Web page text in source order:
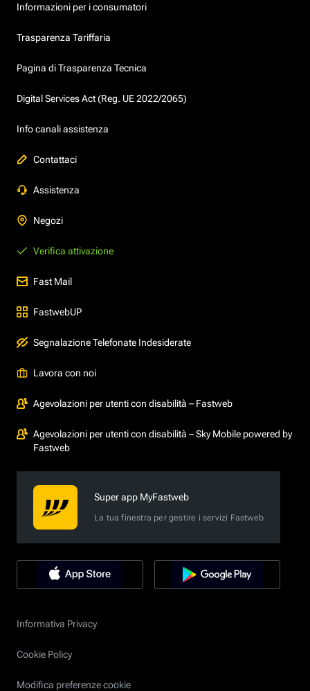
Informazioni per i consumatori
Trasparenza Tariffaria
Pagina di Trasparenza Tecnica
Digital Services Act (Reg. UE 2022/2065)
Info canali assistenza
Contattaci
Assistenza
Negozi
Verifica attivazione
Fast Mail
FastwebUP
Segnalazione Telefonate Indesiderate
Lavora con noi
Agevolazioni per utenti con disabilità – Fastweb
Agevolazioni per utenti con disabilità – Sky Mobile powered by
Fastweb
Super app MyFastweb
La tua finestra per gestire i servizi Fastweb
Informativa Privacy
Cookie Policy
Modifica preferenze cookie